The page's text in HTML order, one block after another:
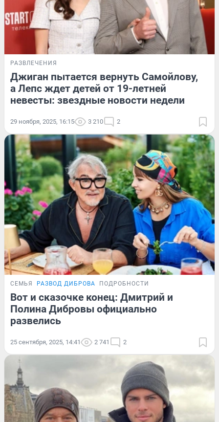
РАЗВЛЕЧЕНИЯ
Джиган пытается вернуть Самойлову,
а Лепс ждет детей от 19-летней
невесты: звездные новости недели
29 ноября, 2025, 16:15 3 210 2
СЕМЬЯ РАЗВОД ДИБРОВА ПОДРОБНОСТИ
Вот и сказочке конец: Дмитрий и
Полина Дибровы официально
развелись
25 сентября, 2025, 14:41 2 741 2